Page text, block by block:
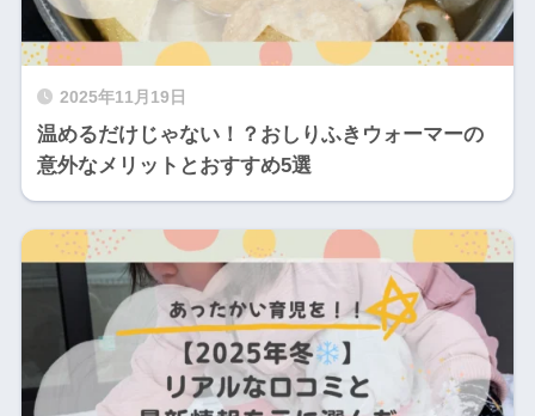
2025年11月19日
温めるだけじゃない！？おしりふきウォーマーの
意外なメリットとおすすめ5選